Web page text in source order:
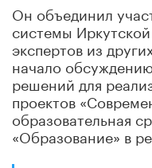
Он объединил
системы
экспертов из
начало
решений для
проектов
образовательная
«Образование» в